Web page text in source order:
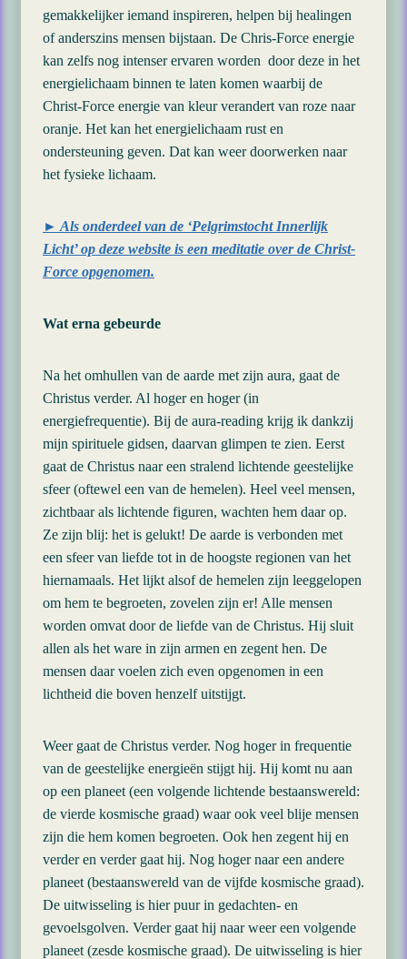
gemakkelijker iemand inspireren, helpen bij healingen
of anderszins mensen bijstaan. De Chris-Force energie
kan zelfs nog intenser ervaren worden door deze in het
energielichaam binnen te laten komen waarbij de
Christ-Force energie van kleur verandert van roze naar
oranje. Het kan het energielichaam rust en
ondersteuning geven. Dat kan weer doorwerken naar
het fysieke lichaam.
► Als onderdeel van de ‘Pelgrimstocht Innerlijk
Licht’ op deze website is een meditatie over de Christ-
Force opgenomen.
Wat erna gebeurde
Na het omhullen van de aarde met zijn aura, gaat de
Christus verder. Al hoger en hoger (in
energiefrequentie). Bij de aura-reading krijg ik dankzij
mijn spirituele gidsen, daarvan glimpen te zien. Eerst
gaat de Christus naar een stralend lichtende geestelijke
sfeer (oftewel een van de hemelen). Heel veel mensen,
zichtbaar als lichtende figuren, wachten hem daar op.
Ze zijn blij: het is gelukt! De aarde is verbonden met
een sfeer van liefde tot in de hoogste regionen van het
hiernamaals. Het lijkt alsof de hemelen zijn leeggelopen
om hem te begroeten, zovelen zijn er! Alle mensen
worden omvat door de liefde van de Christus. Hij sluit
allen als het ware in zijn armen en zegent hen. De
mensen daar voelen zich even opgenomen in een
lichtheid die boven henzelf uitstijgt.
Weer gaat de Christus verder. Nog hoger in frequentie
van de geestelijke energieën stijgt hij. Hij komt nu aan
op een planeet (een volgende lichtende bestaanswereld:
de vierde kosmische graad) waar ook veel blije mensen
zijn die hem komen begroeten. Ook hen zegent hij en
verder en verder gaat hij. Nog hoger naar een andere
planeet (bestaanswereld van de vijfde kosmische graad).
De uitwisseling is hier puur in gedachten- en
gevoelsgolven. Verder gaat hij naar weer een volgende
planeet (zesde kosmische graad). De uitwisseling is hier